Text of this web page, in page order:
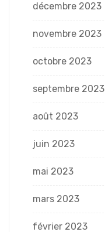
décembre 2023
novembre 2023
octobre 2023
septembre 2023
août 2023
juin 2023
mai 2023
mars 2023
février 2023